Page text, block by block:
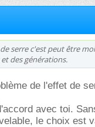
serre c'est peut être
des générations.
de l'effet de
avec toi.
le choix est